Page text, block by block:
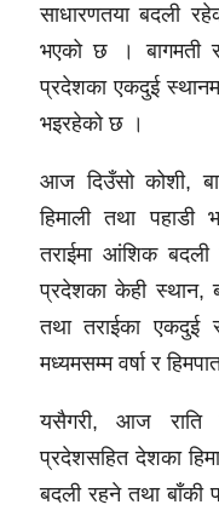
साधारणतया बदली
भएको छ । बागमती
प्रदेशका एकदुई
भइरहेको छ ।
आज दिउँसो कोशी,
हिमाली तथा पहाडी
तराईमा आंशिक
प्रदेशका केही स्थान,
तथा तराईका एकदुई
मध्यमसम्म वर्षा र
यसैगरी, आज राति
प्रदेशसहित देशका
बदली रहने तथा बाँकी